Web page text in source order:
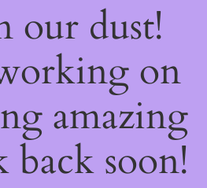
our dust!
on
amazing
soon!